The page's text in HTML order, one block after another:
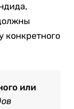
конкретного
или